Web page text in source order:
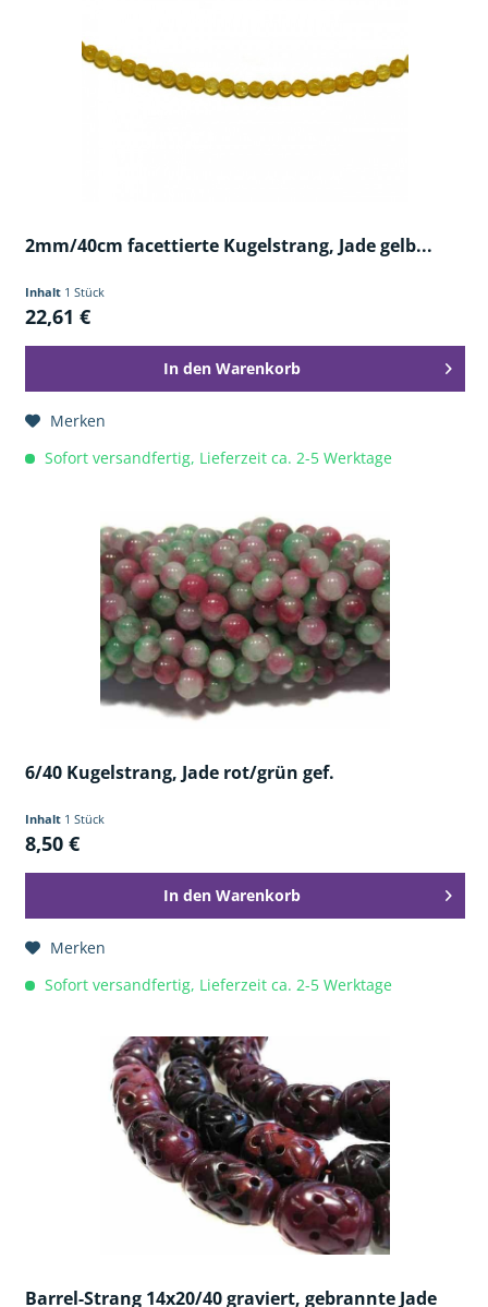
2mm/40cm facettierte Kugelstrang, Jade gelb...
Inhalt 1 Stück
22,61 €
In den Warenkorb
Merken
Sofort versandfertig, Lieferzeit ca. 2-5 Werktage
6/40 Kugelstrang, Jade rot/grün gef.
Inhalt 1 Stück
8,50 €
In den Warenkorb
Merken
Sofort versandfertig, Lieferzeit ca. 2-5 Werktage
Barrel-Strang 14x20/40 graviert, gebrannte Jade